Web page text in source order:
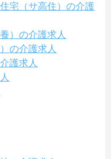
宅（サ高住）の介護
）の介護求人
の介護求人
護求人